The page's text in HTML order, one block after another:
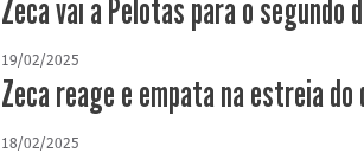
Zeca vai a Pelotas para o segundo
19/02/2025
Zeca reage e empata na estreia
18/02/2025